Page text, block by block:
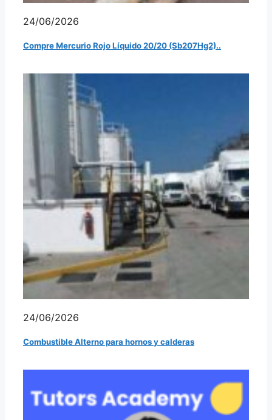
24/06/2026
Compre Mercurio Rojo Líquido 20/20 (Sb207Hg2)..
24/06/2026
Combustible Alterno para hornos y calderas